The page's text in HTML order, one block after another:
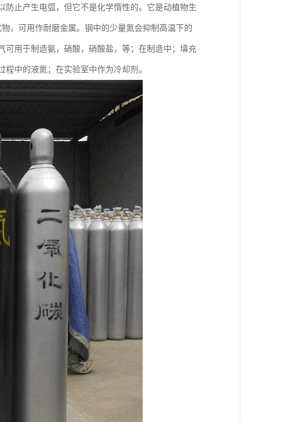
止产生电弧，但它不是化学惰性的。它是动植物生
，可用作耐磨金属。钢中的少量氮会抑制高温下的
可用于制造氨，硝酸，硝酸盐，等；在制造中；填充
中的液氮；在实验室中作为冷却剂。